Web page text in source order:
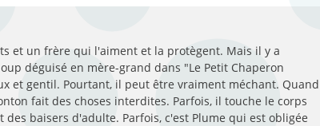
et un frère qui l'aiment et la protègent. Mais il y a
déguisé en mère-grand dans "Le Petit Chaperon
et gentil. Pourtant, il peut être vraiment méchant. Quand
fait des choses interdites. Parfois, il touche le corps
des baisers d'adulte. Parfois, c'est Plume qui est obligée